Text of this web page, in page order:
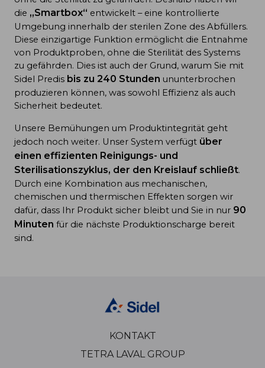
die „Smartbox“ entwickelt – eine kontrollierte
Umgebung innerhalb der sterilen Zone des Abfüllers.
Diese einzigartige Funktion ermöglicht die Entnahme
von Produktproben, ohne die Sterilität des Systems
zu gefährden. Dies ist auch der Grund, warum Sie mit
Sidel Predis bis zu 240 Stunden ununterbrochen
produzieren können, was sowohl Effizienz als auch
Sicherheit bedeutet.
Unsere Bemühungen um Produktintegrität geht
jedoch noch weiter. Unser System verfügt über
einen effizienten Reinigungs- und
Sterilisationszyklus, der den Kreislauf schließt.
Durch eine Kombination aus mechanischen,
chemischen und thermischen Effekten sorgen wir
dafür, dass Ihr Produkt sicher bleibt und Sie in nur 90
Minuten für die nächste Produktionscharge bereit
sind.
KONTAKT
TETRA LAVAL GROUP